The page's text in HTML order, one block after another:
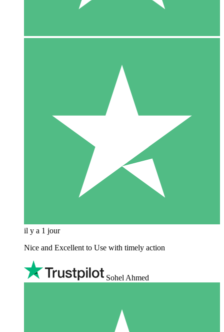
il y a 1 jour
Nice and Excellent to Use with timely action
Sohel Ahmed